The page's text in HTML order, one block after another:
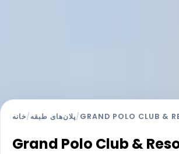
خانه/پلان‌های طبقه/GRAND POLO CLUB &
Grand Polo Club &